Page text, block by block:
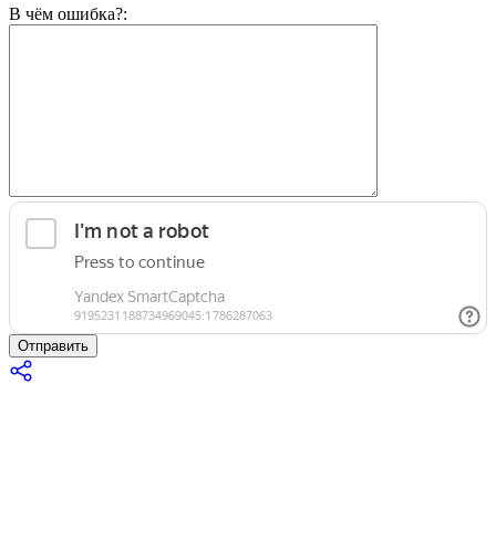
В чём ошибка?:
Отправить